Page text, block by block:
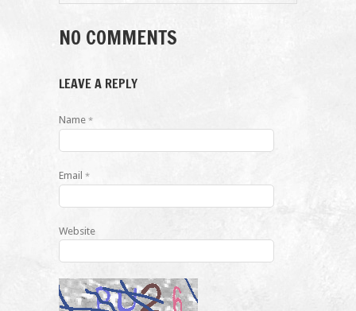
NO COMMENTS
LEAVE A REPLY
Name *
Email *
Website